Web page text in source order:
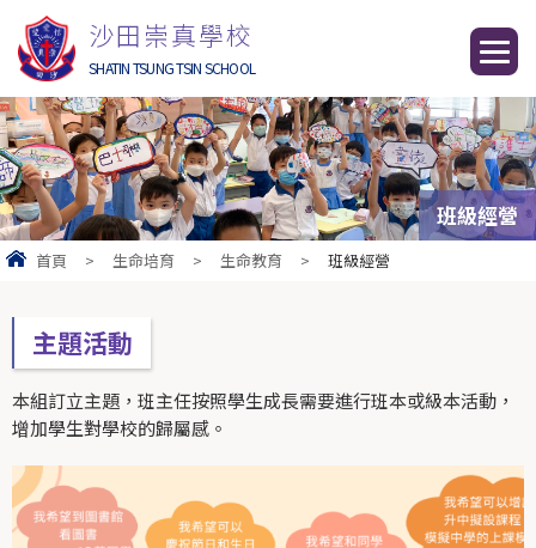
沙田崇真學校
SHATIN TSUNG TSIN SCHOOL
班級經營
首頁 > 生命培育 > 生命教育 > 班級經營
主題活動
本組訂立主題，班主任按照學生成長需要進行班本或級本活動，
增加學生對學校的歸屬感。